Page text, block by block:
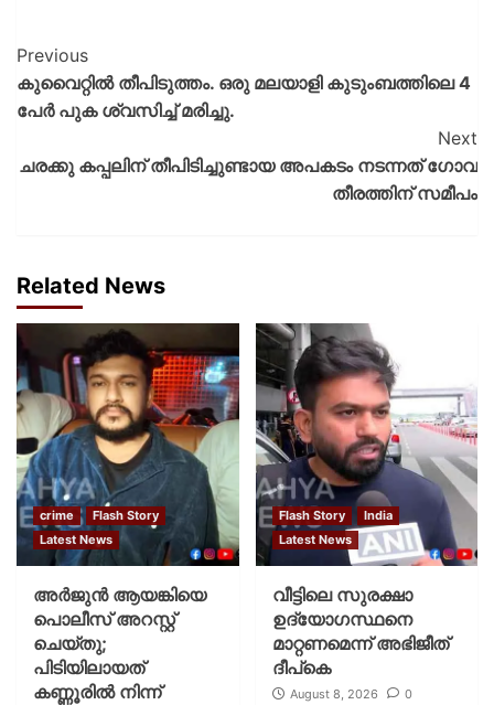
Previous
കുവൈറ്റിൽ തീപിടുത്തം. ഒരു മലയാളി കുടുംബത്തിലെ 4
പേർ പുക ശ്വസിച്ച് മരിച്ചു.
Next
ചരക്കു കപ്പലിന് തീപിടിച്ചുണ്ടായ അപകടം നടന്നത് ഗോവ
തീരത്തിന് സമീപം
Related News
crime
Flash Story
Latest News
അർജുൻ ആയങ്കിയെ
പൊലീസ് അറസ്റ്റ്
ചെയ്‌തു;
പിടിയിലായത്
കണ്ണൂരിൽ നിന്ന്
Flash Story
India
Latest News
വീട്ടിലെ സുരക്ഷാ
ഉദ്യോഗസ്ഥനെ
മാറ്റണമെന്ന് അഭിജീത്
ദീപ്‌കെ
August 8, 2026 0